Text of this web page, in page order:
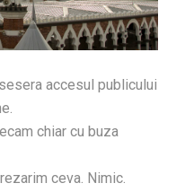
accesul publicului
chiar cu buza
ceva. Nimic.